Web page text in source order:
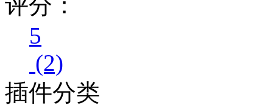
5
(2)
插件分类